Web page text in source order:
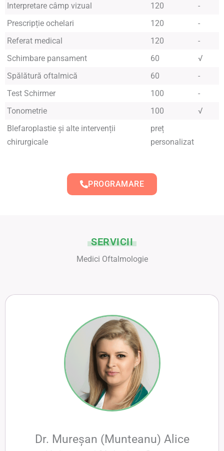
Interpretare câmp vizual 120
-
Prescripție ochelari
120
-
Referat medical
120
-
Schimbare pansament
60
√
Spălătură oftalmică
60
-
Test Schirmer
100
-
Tonometrie
100
√
Blefaroplastie și alte intervenții
chirurgicale
preț
personalizat
PROGRAMARE
SERVICII
Medici Oftalmologie
Dr. Mureșan (Munteanu) Alice